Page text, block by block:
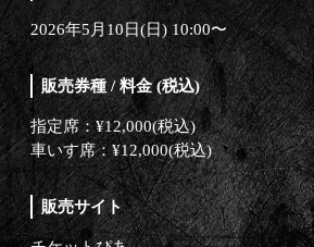
2026年5月10日(日) 10:00〜
販売券種 / 料金 (税込)
指定席：¥12,000(税込)
車いす席：¥12,000(税込)
販売サイト